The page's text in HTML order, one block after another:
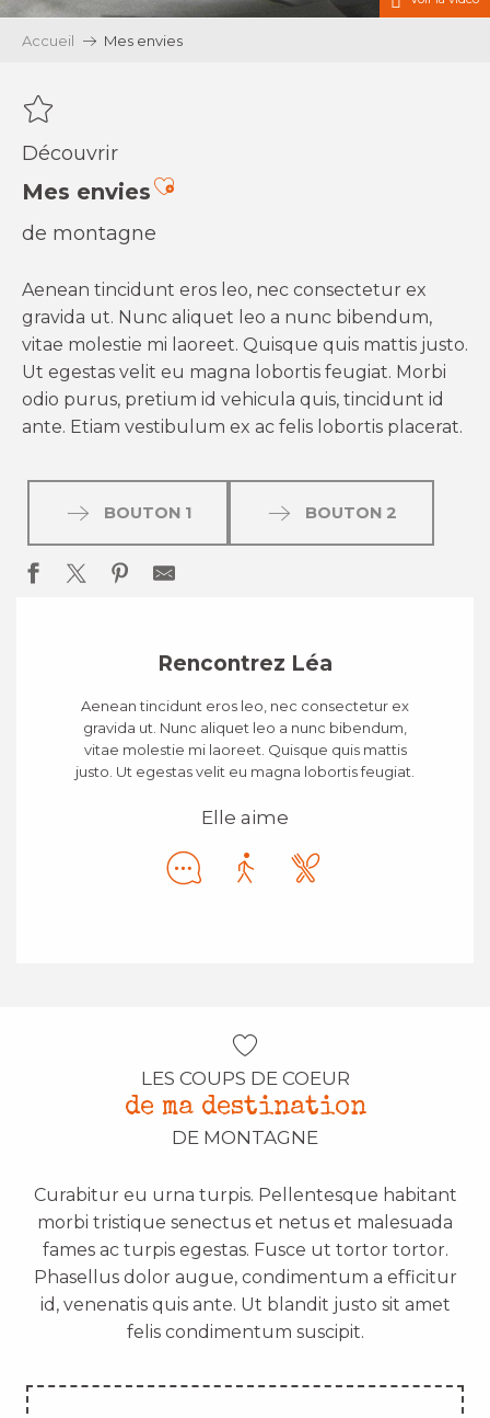
Accueil Mes envies
Découvrir
Mes enviesAjouter aux favoris
de montagne
Aenean tincidunt eros leo, nec consectetur ex
gravida ut. Nunc aliquet leo a nunc bibendum,
vitae molestie mi laoreet. Quisque quis mattis justo.
Ut egestas velit eu magna lobortis feugiat. Morbi
odio purus, pretium id vehicula quis, tincidunt id
ante. Etiam vestibulum ex ac felis lobortis placerat.
BOUTON 1 BOUTON 2
Rencontrez Léa
Aenean tincidunt eros leo, nec consectetur ex
gravida ut. Nunc aliquet leo a nunc bibendum,
vitae molestie mi laoreet. Quisque quis mattis
justo. Ut egestas velit eu magna lobortis feugiat.
Elle aime
LES COUPS DE COEUR
de ma destination
DE MONTAGNE
Curabitur eu urna turpis. Pellentesque habitant
morbi tristique senectus et netus et malesuada
fames ac turpis egestas. Fusce ut tortor tortor.
Phasellus dolor augue, condimentum a efficitur
id, venenatis quis ante. Ut blandit justo sit amet
felis condimentum suscipit.